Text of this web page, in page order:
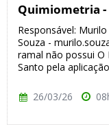
Quimiometria -
Responsável:
Souza -
ramal não possui O
Santo pela
26/03/26